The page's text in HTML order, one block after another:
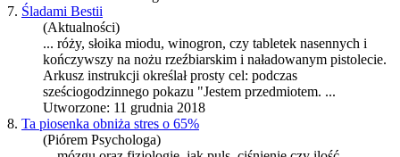
7. Śladami Bestii
(Aktualności)
... róży, słoika miodu, winogron, czy tabletek nasennych i
kończywszy na nożu rzeźbiarskim i naładowanym pistolecie.
Arkusz instrukcji określał prosty cel: podczas
sześciogodzinnego pokazu "Jestem przedmiotem. ...
Utworzone: 11 grudnia 2018
8. Ta piosenka obniża stres o 65%
(Piórem Psychologa)